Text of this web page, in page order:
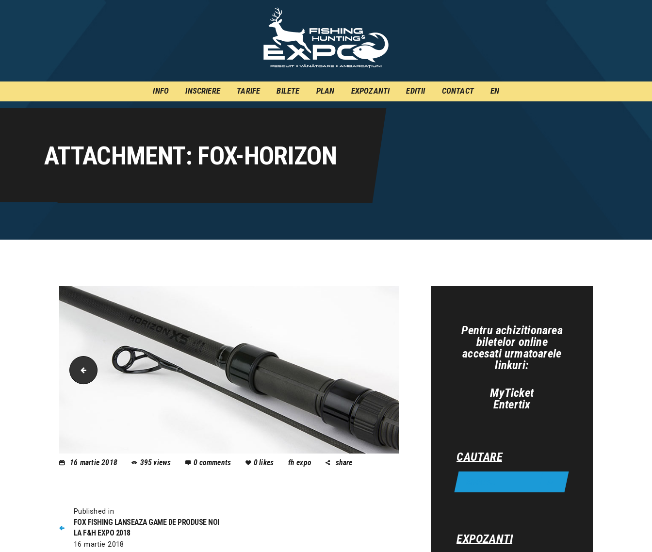
INFO INSCRIERE TARIFE BILETE PLAN EXPOZANTI EDITII CONTACT EN
ATTACHMENT: FOX-HORIZON
INSCRIERE
PLAN
CONTACT
fox-fishing
16 martie 2018 395views 0 comments 0likes fh expo share
Published in
FOX FISHING LANSEAZA GAME DE PRODUSE NOI
LA F&H EXPO 2018
16 martie 2018
Pentru achizitionarea
biletelor online
accesati urmatoarele
linkuri:
MyTicket
Entertix
CAUTARE
EXPOZANTI